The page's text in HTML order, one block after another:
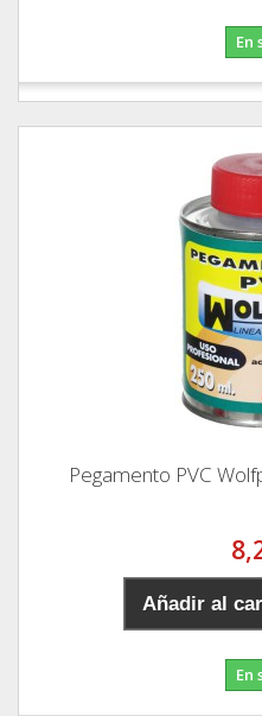
En
Pegamento PVC
Añadir al
En